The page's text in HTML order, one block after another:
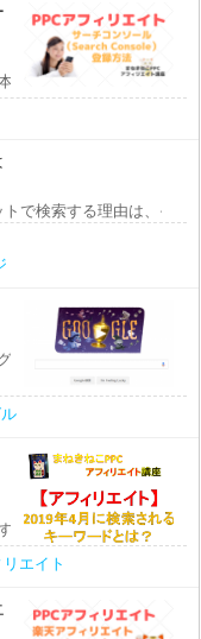
日のアフィリエイト講座
で検索する理由は、その
ーグルを検索して調べる
。 今回のアフィリエイト
エイト